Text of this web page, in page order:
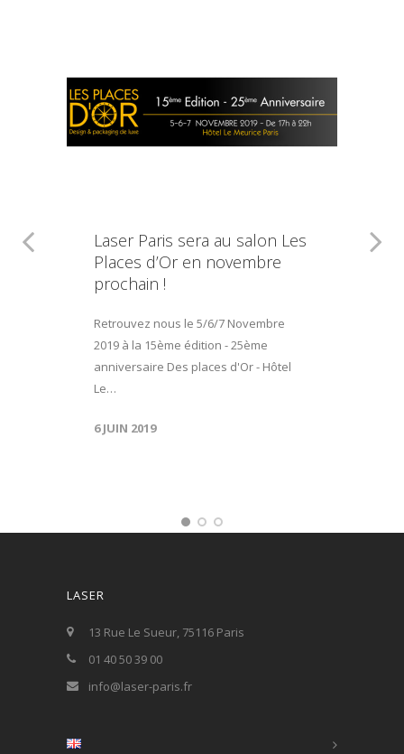
Laser Paris sera au salon Les
Places d’Or en novembre
prochain !
Retrouvez nous le 5/6/7 Novembre
2019 à la 15ème édition - 25ème
anniversaire Des places d'Or - Hôtel
Le…
6 JUIN 2019
LASER
13 Rue Le Sueur, 75116 Paris
01 40 50 39 00
info@laser-paris.fr